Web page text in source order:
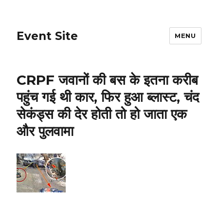
Event Site MENU
CRPF जवानों की बस के इतना करीब
पहुंच गई थी कार, फिर हुआ ब्लास्ट, चंद
सेकंड्स की देर होती तो हो जाता एक
और पुलवामा